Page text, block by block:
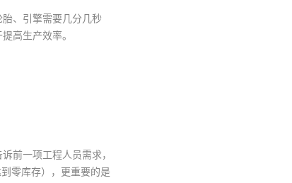
、引擎需要几分几秒
高生产效率。
前一项工程人员需求，
零库存），更重要的是